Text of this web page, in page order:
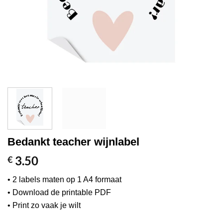
Bedankt teacher wijnlabel
€ 3.50
• 2 labels maten op 1 A4 formaat
• Download de printable PDF
• Print zo vaak je wilt